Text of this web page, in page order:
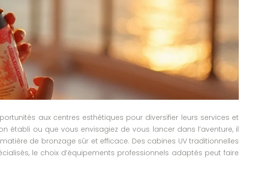
aux centres esthétiques pour diversifier leurs services et
établi ou que vous envisagiez de vous lancer dans l’aventure, il
de bronzage sûr et efficace. Des cabines UV traditionnelles
le choix d’équipements professionnels adaptés peut faire